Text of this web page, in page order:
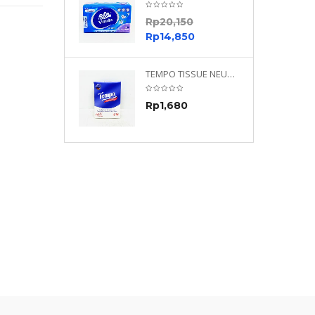
Rp20,150
Rp14,850
TEMPO TISSUE NEUTRAL PETIT 4PLY
Rp1,680